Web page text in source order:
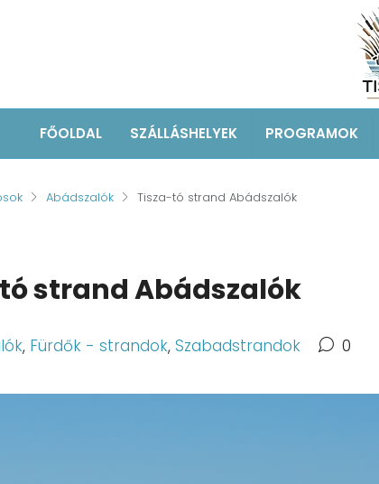
FŐOLDAL SZÁLLÁSHELYEK PROGRAMOK
Abádszalók Tisza-tó strand Abádszalók
strand Abádszalók
, Fürdők - strandok, Szabadstrandok 0